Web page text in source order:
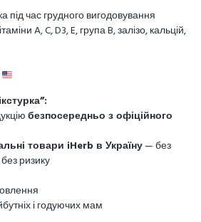
під час грудного вигодовування
A, C, D3, E, група B, залізо, кальцій,
безпосередньо з офіційного
товари iHerb в Україну— без
ризику
і годуючих мам